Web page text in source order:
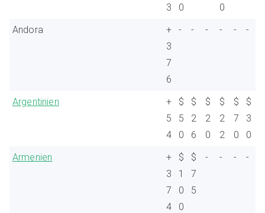
3
0
0
Andora
+
3
7
6
- - - - - -
Argentinien
+
5
4
$
5
0
$
2
6
$
2
0
$
2
2
$
7
0
$
3
0
Armenien
+
3
7
4
$
1
0
0
$
7
5
- - - -